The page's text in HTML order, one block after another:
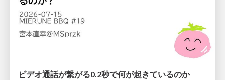
ビデオ通話が繋がる0.2秒で何が起きているのか